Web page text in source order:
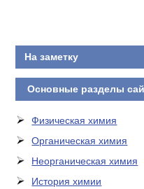
На заметку
Основные разделы
Физическая химия
Органическая химия
Неорганическая химия
История химии